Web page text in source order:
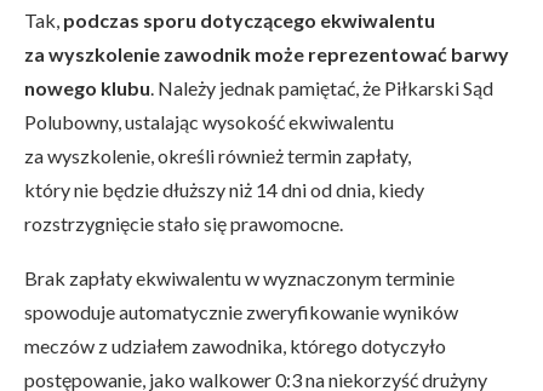
Tak, podczas sporu dotyczącego ekwiwalentu
za wyszkolenie zawodnik może reprezentować barwy
nowego klubu. Należy jednak pamiętać, że Piłkarski Sąd
Polubowny, ustalając wysokość ekwiwalentu
za wyszkolenie, określi również termin zapłaty,
który nie będzie dłuższy niż 14 dni od dnia, kiedy
rozstrzygnięcie stało się prawomocne.
Brak zapłaty ekwiwalentu w wyznaczonym terminie
spowoduje automatycznie zweryfikowanie wyników
meczów z udziałem zawodnika, którego dotyczyło
postępowanie, jako walkower 0:3 na niekorzyść drużyny